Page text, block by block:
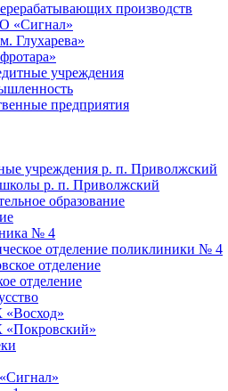
производств
Глухарева»
учреждения
предприятия
учреждения р. п. Приволжский
р. п. Приволжский
образование
№ 4
отделение поликлиники № 4
отделение
отделение